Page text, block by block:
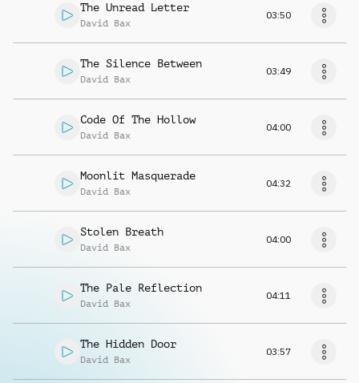
The Unread Letter
David Bax
03:50
The Silence Between
David Bax
03:49
Code Of The Hollow
David Bax
04:00
Moonlit Masquerade
David Bax
04:32
Stolen Breath
David Bax
04:00
The Pale Reflection
David Bax
04:11
The Hidden Door
David Bax
03:57